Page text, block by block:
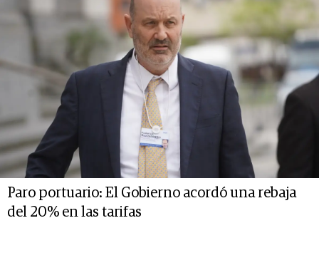
Paro portuario: El Gobierno acordó una rebaja
del 20% en las tarifas